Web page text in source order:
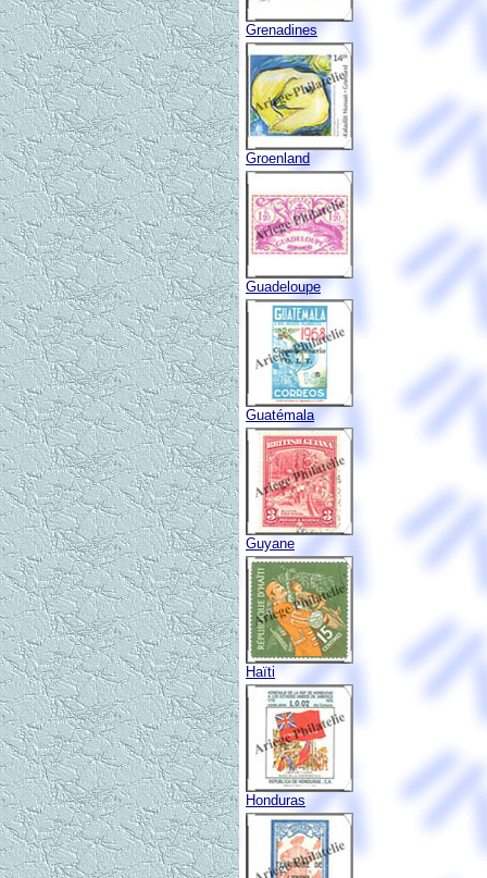
Grenadines
Groenland
Guadeloupe
Guatémala
Guyane
Haïti
Honduras